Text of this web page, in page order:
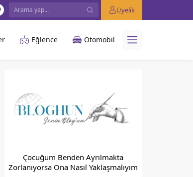
Üyelik
Eğlence Otomobil
Çocuğum Benden Ayrılmakta
Zorlanıyorsa Ona Nasıl Yaklaşmalıyım